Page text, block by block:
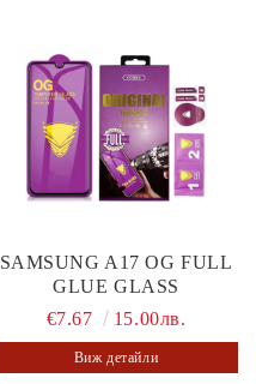
SAMSUNG A17 OG FULL
GLUE GLASS
€7.67
15.00лв.
Виж детайли